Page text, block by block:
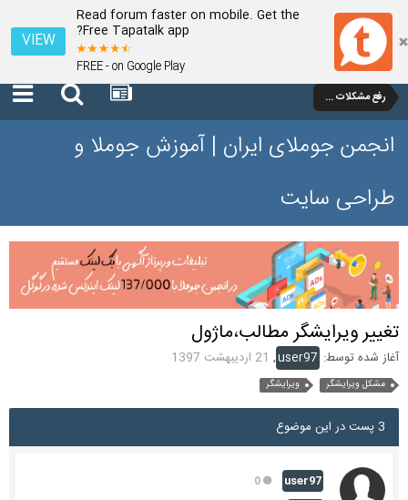
Read forum faster on mobile. Get the
Free Tapatalk app?
FREE - on Google Play
VIEW
رفع مشکلات و سوالات عمومی جوملا 3 تا 3.9
انجمن جوملای ایران | آموزش جوملا و
طراحی سایت
تغییر ویرایشگر مطالب،ماژول
آغاز شده توسط: user97
, 21 اردیبهشت 1397
مشکل ویرایشگر ویرایشگر
3 پست در این موضوع
user97